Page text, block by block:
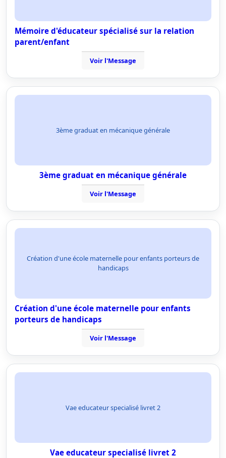
Mémoire d'éducateur spécialisé sur la relation
parent/enfant
Voir l'Message
3ème graduat en mécanique générale
3ème graduat en mécanique générale
Voir l'Message
Création d'une école maternelle pour enfants porteurs de
handicaps
Création d'une école maternelle pour enfants
porteurs de handicaps
Voir l'Message
Vae educateur specialisé livret 2
Vae educateur specialisé livret 2